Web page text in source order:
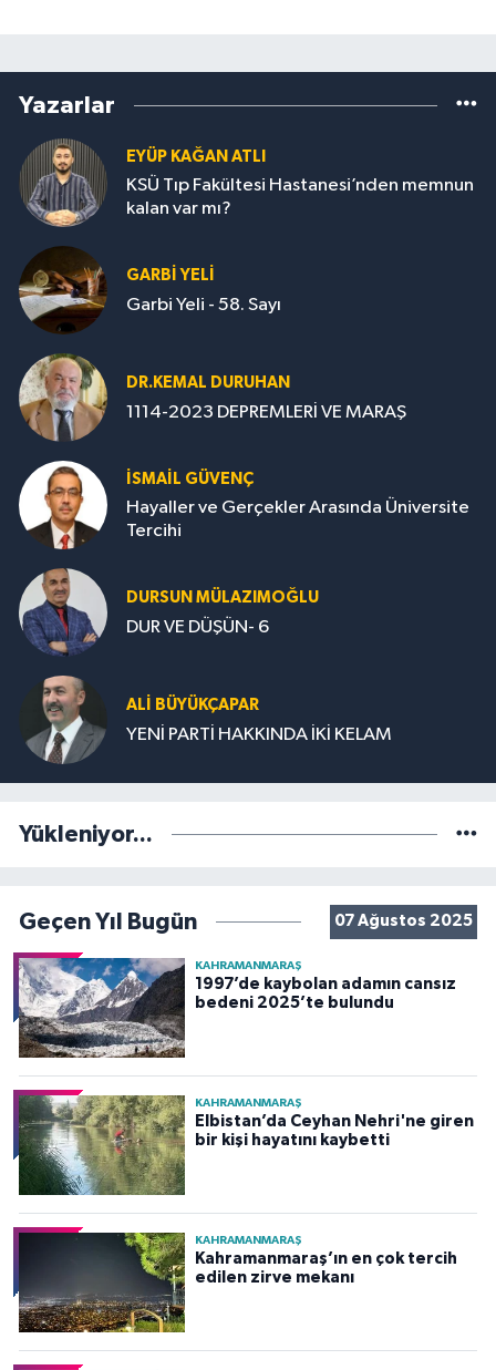
Yazarlar
EYÜP KAĞAN ATLI
KSÜ Tıp Fakültesi Hastanesi’nden memnun
kalan var mı?
GARBI YELI
Garbi Yeli - 58. Sayı
DR.KEMAL DURUHAN
1114-2023 DEPREMLERİ VE MARAŞ
İSMAİL GÜVENÇ
Hayaller ve Gerçekler Arasında Üniversite
Tercihi
DURSUN MÜLAZIMOĞLU
DUR VE DÜŞÜN- 6
ALİ BÜYÜKÇAPAR
YENİ PARTİ HAKKINDA İKİ KELAM
Yükleniyor...
Geçen Yıl Bugün 07 Ağustos 2025
KAHRAMANMARAŞ
1997’de kaybolan adamın cansız
bedeni 2025’te bulundu
KAHRAMANMARAŞ
Elbistan’da Ceyhan Nehri'ne giren
bir kişi hayatını kaybetti
KAHRAMANMARAŞ
Kahramanmaraş’ın en çok tercih
edilen zirve mekanı